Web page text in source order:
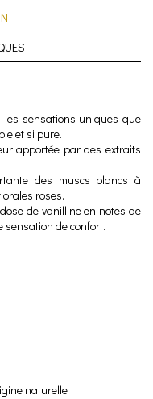
les sensations uniques que
et si pure.
apportée par des extraits
des muscs blancs à
roses.
de vanilline en notes de
sensation de confort.
naturelle